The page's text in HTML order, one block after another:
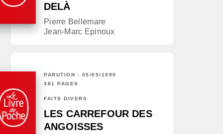
DELÀ
Pierre Bellemare
Jean-Marc Epinoux
PARUTION : 05/05/1999
381 PAGES
FAITS DIVERS
LES CARREFOUR DES
ANGOISSES